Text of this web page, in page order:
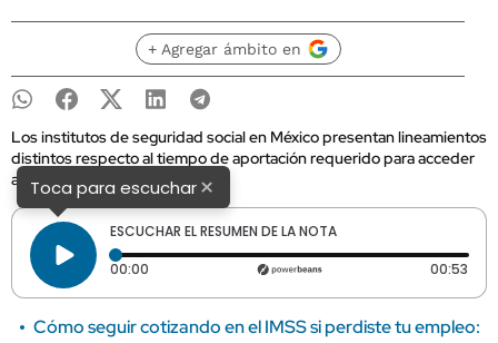
+ Agregar ámbito en
Los institutos de seguridad social en México presentan lineamientos
distintos respecto al tiempo de aportación requerido para acceder
al retiro.
Toca para escuchar×
ESCUCHAR EL RESUMEN DE LA NOTA
00:00 Tiempo transcurrido: 0 segundos 00:53
Cómo seguir cotizando en el IMSS si perdiste tu empleo: